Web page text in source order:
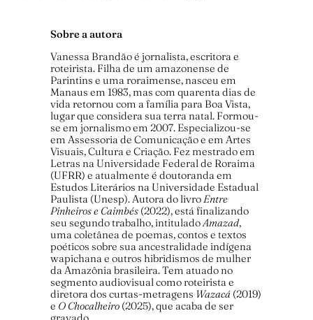
Sobre a autora
Vanessa Brandão é jornalista, escritora e
roteirista. Filha de um amazonense de
Parintins e uma roraimense, nasceu em
Manaus em 1983, mas com quarenta dias de
vida retornou com a família para Boa Vista,
lugar que considera sua terra natal. Formou-
se em jornalismo em 2007. Especializou-se
em Assessoria de Comunicação e em Artes
Visuais, Cultura e Criação. Fez mestrado em
Letras na Universidade Federal de Roraima
(UFRR) e atualmente é doutoranda em
Estudos Literários na Universidade Estadual
Paulista (Unesp). Autora do livroEntre
Pinheiros e Caimbés (2022), está finalizando
seu segundo trabalho, intituladoAmazad,
uma coletânea de poemas, contos e textos
poéticos sobre sua ancestralidade indígena
wapichana e outros hibridismos de mulher
da Amazônia brasileira. Tem atuado no
segmento audiovisual como roteirista e
diretora dos curtas-metragens Wazacá (2019)
e O Chocalheiro (2025), que acaba de ser